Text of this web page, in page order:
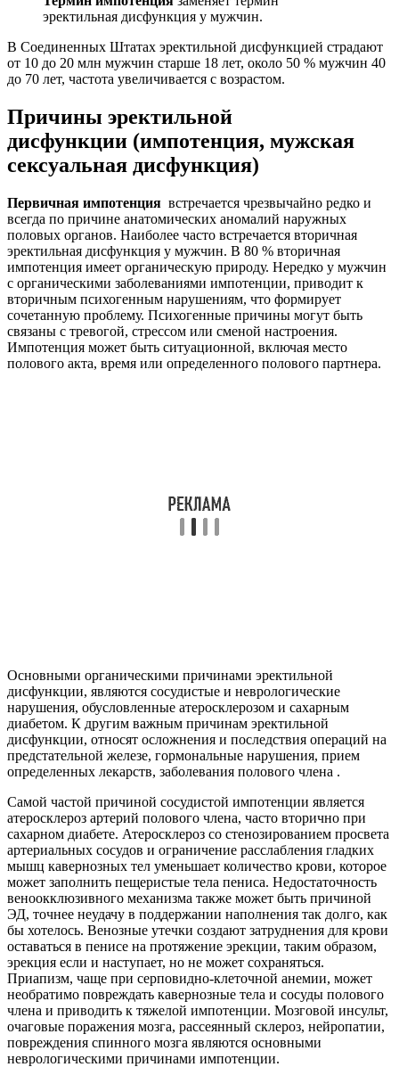
эректильная дисфункция у мужчин.
В Соединенных Штатах эректильной дисфункцией страдают
от 10 до 20 млн мужчин старше 18 лет, около 50 % мужчин 40
до 70 лет, частота увеличивается с возрастом.
Причины эректильной
дисфункции (импотенция, мужская
сексуальная дисфункция)
Первичная импотенция встречается чрезвычайно редко и
всегда по причине анатомических аномалий наружных
половых органов. Наиболее часто встречается вторичная
эректильная дисфункция у мужчин. В 80 % вторичная
импотенция имеет органическую природу. Нередко у мужчин
с органическими заболеваниями импотенции, приводит к
вторичным психогенным нарушениям, что формирует
сочетанную проблему. Психогенные причины могут быть
связаны с тревогой, стрессом или сменой настроения.
Импотенция может быть ситуационной, включая место
полового акта, время или определенного полового партнера.
Основными органическими причинами эректильной
дисфункции, являются сосудистые и неврологические
нарушения, обусловленные атеросклерозом и сахарным
диабетом. К другим важным причинам эректильной
дисфункции, относят осложнения и последствия операций на
предстательной железе, гормональные нарушения, прием
определенных лекарств, заболевания полового члена .
Самой частой причиной сосудистой импотенции является
атеросклероз артерий полового члена, часто вторично при
сахарном диабете. Атеросклероз со стенозированием просвета
артериальных сосудов и ограничение расслабления гладких
мышц кавернозных тел уменьшает количество крови, которое
может заполнить пещеристые тела пениса. Недостаточность
веноокклюзивного механизма также может быть причиной
ЭД, точнее неудачу в поддержании наполнения так долго, как
бы хотелось. Венозные утечки создают затруднения для крови
оставаться в пенисе на протяжение эрекции, таким образом,
эрекция если и наступает, но не может сохраняться.
Приапизм, чаще при серповидно-клеточной анемии, может
необратимо повреждать кавернозные тела и сосуды полового
члена и приводить к тяжелой импотенции. Мозговой инсульт,
очаговые поражения мозга, рассеянный склероз, нейропатии,
повреждения спинного мозга являются основными
неврологическими причинами импотенции.